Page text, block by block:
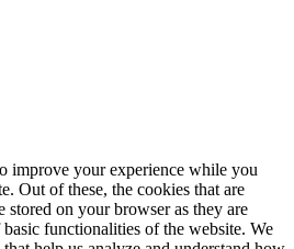
improve your experience while you
Out of these, the cookies that are
stored on your browser as they are
functionalities of the website. We